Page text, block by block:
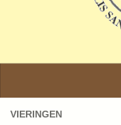
VIERINGEN